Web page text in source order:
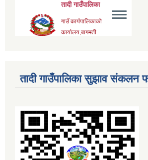
तादी गाउँपालिका सुझाव संकलन